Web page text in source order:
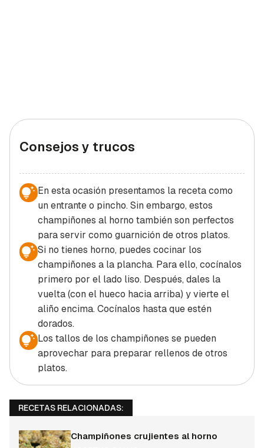
Consejos y trucos
En esta ocasión presentamos la receta como
un entrante o pincho. Sin embargo, estos
champiñones al horno también son perfectos
para servir como guarnición de otros platos.
Si no tienes horno, puedes cocinar los
champiñones a la plancha. Para ello, cocínalos
primero por el lado liso. Después, dales la
vuelta (con el hueco hacia arriba) y vierte el
aliño encima. Cocínalos hasta que estén
dorados.
Los tallos de los champiñones se pueden
aprovechar para preparar rellenos de otros
platos.
RECETAS RELACIONADAS:
Champiñones crujientes al horno